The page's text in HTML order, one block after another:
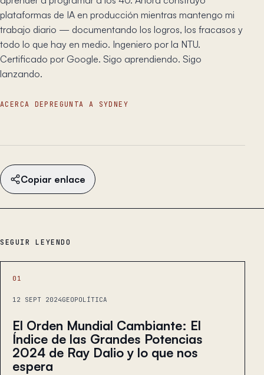
plataformas de IA en producción mientras mantengo mi
trabajo diario — documentando los logros, los fracasos y
todo lo que hay en medio. Ingeniero por la NTU.
Certificado por Google. Sigo aprendiendo. Sigo
lanzando.
ACERCA DE PREGUNTA A SYDNEY
Copiar enlace
SEGUIR LEYENDO
01
12 SEPT 2024GEOPOLÍTICA
El Orden Mundial Cambiante: El
Índice de las Grandes Potencias
2024 de Ray Dalio y lo que nos
espera